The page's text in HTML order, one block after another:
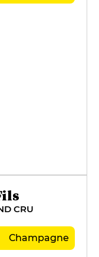
CRU
Champagne